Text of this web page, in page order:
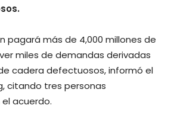
pagará más de 4,000 millones de
miles de demandas derivadas
cadera defectuosos, informó el
citando tres personas
acuerdo.